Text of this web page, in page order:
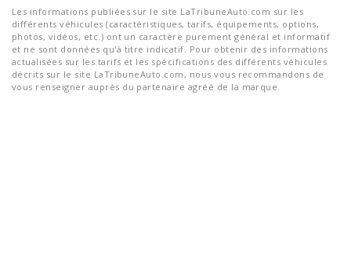
Les informations publiées sur le site LaTribuneAuto.com sur les
différents véhicules (caractéristiques, tarifs, équipements, options,
photos, vidéos, etc.) ont un caractère purement général et informatif
et ne sont données qu'à titre indicatif. Pour obtenir des informations
actualisées sur les tarifs et les spécifications des différents véhicules
décrits sur le site LaTribuneAuto.com, nous vous recommandons de
vous renseigner auprès du partenaire agréé de la marque.